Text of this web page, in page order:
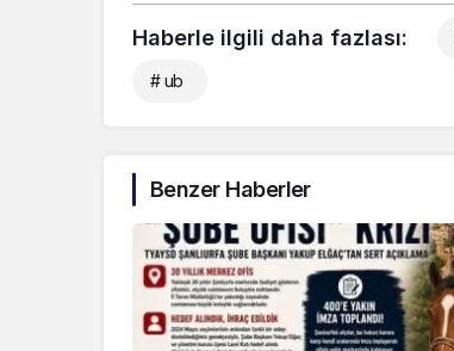
Haberle ilgili daha fazlası:
# ub
Benzer Haberler